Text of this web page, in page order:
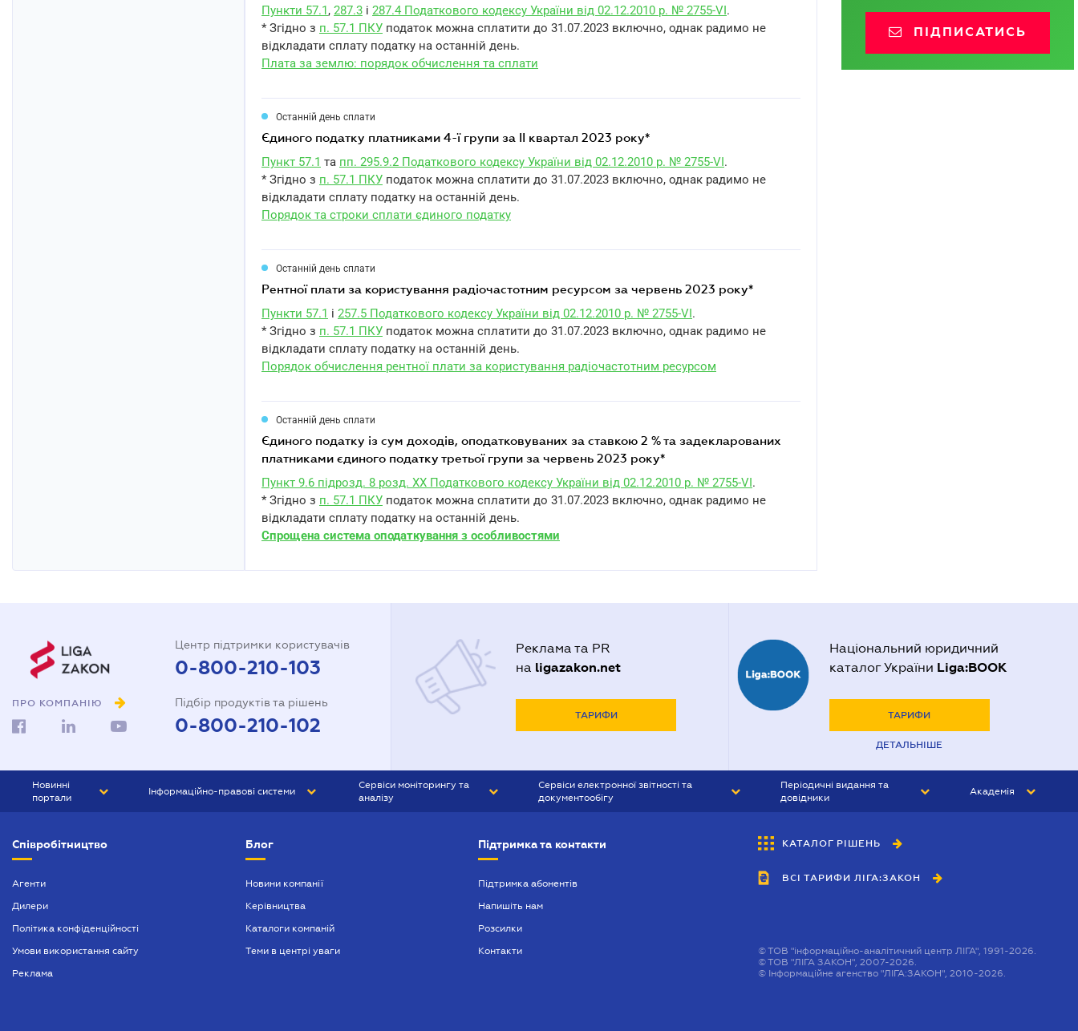
Пункти 57.1, 287.3 і 287.4 Податкового кодексу України від 02.12.2010 р. № 2755-VI.
* Згідно з п. 57.1 ПКУ податок можна сплатити до 31.07.2023 включно, однак радимо не
відкладати сплату податку на останній день.
Плата за землю: порядок обчислення та сплати
Останній день сплати
єдиного податку платниками 4-ї групи за II квартал 2023 року*
Пункт 57.1 та пп. 295.9.2 Податкового кодексу України від 02.12.2010 р. № 2755-VI.
* Згідно з п. 57.1 ПКУ податок можна сплатити до 31.07.2023 включно, однак радимо не
відкладати сплату податку на останній день.
Порядок та строки сплати єдиного податку
Останній день сплати
рентної плати за користування радіочастотним ресурсом за червень 2023 року*
Пункти 57.1 і 257.5 Податкового кодексу України від 02.12.2010 р. № 2755-VI.
* Згідно з п. 57.1 ПКУ податок можна сплатити до 31.07.2023 включно, однак радимо не
відкладати сплату податку на останній день.
Порядок обчислення рентної плати за користування радіочастотним ресурсом
Останній день сплати
єдиного податку із сум доходів, оподатковуваних за ставкою 2 % та задекларованих
платниками єдиного податку третьої групи за червень 2023 року*
Пункт 9.6 підрозд. 8 розд. XX Податкового кодексу України від 02.12.2010 р. № 2755-VI.
* Згідно з п. 57.1 ПКУ податок можна сплатити до 31.07.2023 включно, однак радимо не
відкладати сплату податку на останній день.
Спрощена система оподаткування з особливостями
ПІДПИСАТИСЬ
ПРО КОМПАНІЮ
Центр підтримки користувачів
0-800-210-103
Підбір продуктів та рішень
0-800-210-102
Реклама та PR
на ligazakon.net
ТАРИФИ
Національний юридичний
каталог України Liga:BOOK
ТАРИФИ
ДЕТАЛЬНІШЕ
Новинні
портали
БІЗНЕС
Інформаційно-правові системи
БУХГАЛТЕР ПРОФ
Сервіси моніторингу та
аналізу
Сервіси електронної звітності та
документообігу
Періодичні видання та
довідники
БУХГАЛТЕР&ЗАКОН
ВІСНИК МСФЗ
Академія
Співробітництво
Агенти
Дилери
Політика конфіденційності
Умови використання сайту
Реклама
Блог
Новини компанії
Керівництва
Каталоги компаній
Теми в центрі уваги
Підтримка та контакти
Підтримка абонентів
Напишіть нам
Розсилки
Контакти
КАТАЛОГ РІШЕНЬ
ВСІ ТАРИФИ ЛІГА:ЗАКОН
©ТОВ "інформаційно-аналітичний центр ЛІГА", 1991-2026.
©ТОВ "ЛІГА ЗАКОН", 2007-2026.
© Інформаційне агенство "ЛІГА:ЗАКОН", 2010-2026.